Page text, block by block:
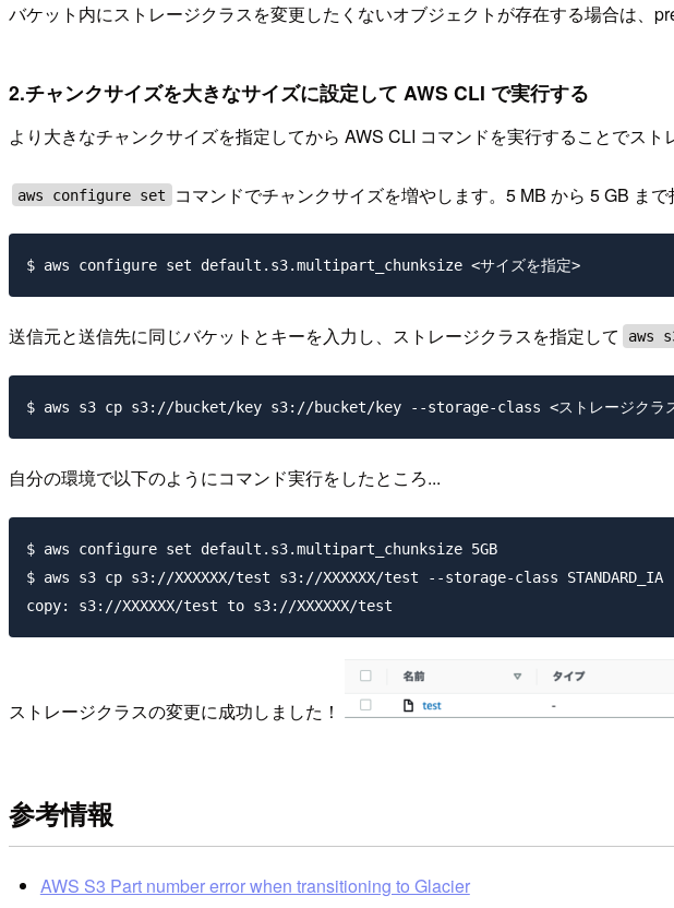
バケット内にストレージクラスを変更したくないオブジェクトが存在する場合は、
2.チャンクサイズを大きなサイズに設定して AWS CLI で実行する
より大きなチャンクサイズを指定してから AWS CLI コマンドを実行することでスト
aws configure set コマンドでチャンクサイズを増やします。5 MB から 5 GB まで
送信元と送信先に同じバケットとキーを入力し、ストレージクラスを指定して aws
自分の環境で以下のようにコマンド実行をしたところ...
$ aws configure set default.s3.multipart_chunksize 5GB
$ aws s3 cp s3://XXXXXX/test s3://XXXXXX/test --storage-class STANDARD_IA
ストレージクラスの変更に成功しました！
参考情報
AWS S3 Part number error when transitioning to Glacier